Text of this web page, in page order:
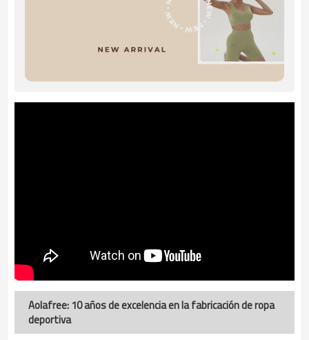
Aolafree: 10 años de excelencia en la fabricación de ropa
deportiva